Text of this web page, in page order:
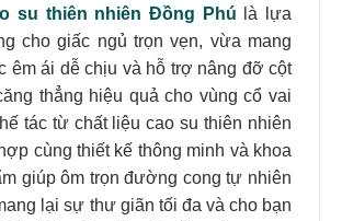
su thiên nhiên Đồng Phú là lựa
cho giấc ngủ trọn vẹn, vừa mang
êm ái dễ chịu và hỗ trợ nâng đỡ cột
thẳng hiệu quả cho vùng cổ vai
tác từ chất liệu cao su thiên nhiên
cùng thiết kế thông minh và khoa
giúp ôm trọn đường cong tự nhiên
lại sự thư giãn tối đa và cho bạn